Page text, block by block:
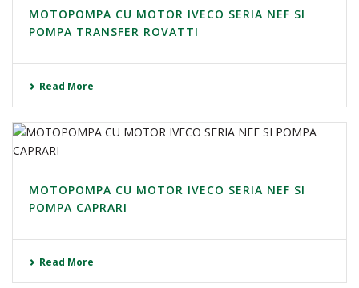
MOTOPOMPA CU MOTOR IVECO SERIA NEF SI
POMPA TRANSFER ROVATTI
Read More
MOTOPOMPA CU MOTOR IVECO SERIA NEF SI
POMPA CAPRARI
Read More